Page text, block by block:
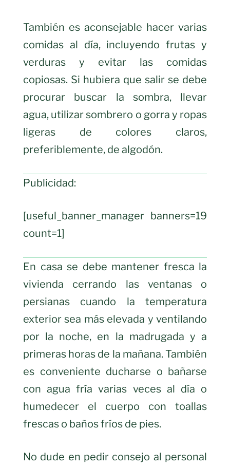
También es aconsejable hacer varias
comidas al día, incluyendo frutas y
verduras y evitar las comidas
copiosas. Si hubiera que salir se debe
procurar buscar la sombra, llevar
agua, utilizar sombrero o gorra y ropas
ligeras de colores claros,
preferiblemente, de algodón.
Publicidad:
[useful_banner_manager banners=19
count=1]
En casa se debe mantener fresca la
vivienda cerrando las ventanas o
persianas cuando la temperatura
exterior sea más elevada y ventilando
por la noche, en la madrugada y a
primeras horas de la mañana. También
es conveniente ducharse o bañarse
con agua fría varias veces al día o
humedecer el cuerpo con toallas
frescas o baños fríos de pies.
No dude en pedir consejo al personal